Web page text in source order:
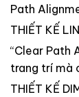
Path
THIẾT KẾ
“Clear Path
trang trí mà
THIẾT KẾ